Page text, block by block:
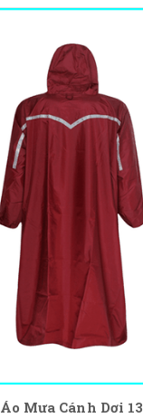
Áo Mưa Cánh Dơi 13